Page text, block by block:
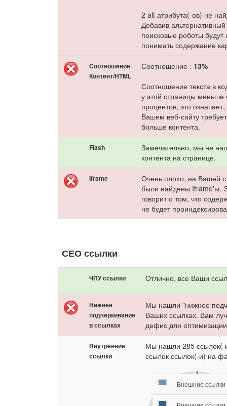
2 alt атрибута(-ов) не
Добавив альтернативный
поисковые роботы будут
понимать содержание
Соотношение
Контент/HTML
Соотношение : 13%
Соотношение текста в
у этой страницы меньше
процентов, это означает,
Вашем веб-сайту
больше контента.
Flash
Замечательно, мы не
контента на странице.
Iframe
Очень плохо, на Вашей
были найдены Iframe'ы.
говорит о том, что
не будет
СЕО ссылки
ЧПУ ссылки Отлично, все Ваши
Нижнее
подчеркивание
в ссылках
Мы нашли "нижнее
Ваших ссылках. Вам
дефис для
Внутренние
ссылки
Мы нашли 285 ссылок(-
ссылок ссылок(-и) на
Внешние ссылки